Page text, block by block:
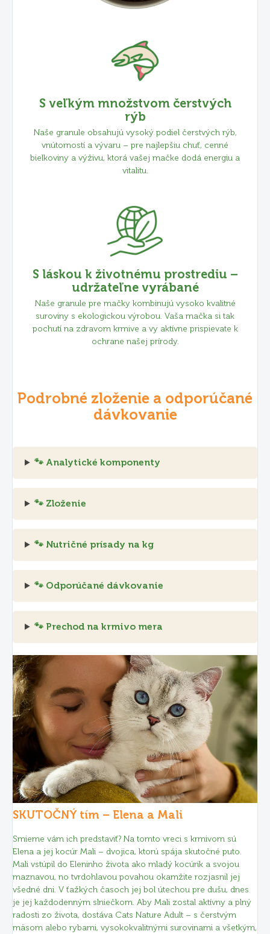
S veľkým množstvom čerstvých
rýb
Naše granule obsahujú vysoký podiel čerstvých rýb,
vnútorností a vývaru – pre najlepšiu chuť, cenné
bielkoviny a výživu, ktorá vašej mačke dodá energiu a
vitalitu.
S láskou k životnému prostrediu –
udržateľne vyrábané
Naše granule pre mačky kombinujú vysoko kvalitné
suroviny s ekologickou výrobou. Vaša mačka si tak
pochutí na zdravom krmive a vy aktívne prispievate k
ochrane našej prírody.
Podrobné zloženie a odporúčané
dávkovanie
🐾 Analytické komponenty
🐾 Zloženie
🐾 Nutričné prísady na kg
🐾 Odporúčané dávkovanie
🐾 Prechod na krmivo mera
SKUTOČNÝ tím – Elena a Mali
Smieme vám ich predstaviť? Na tomto vreci s krmivom sú
Elena a jej kocúr Mali – dvojica, ktorú spája skutočné puto.
Mali vstúpil do Eleninho života ako mladý kocúrik a svojou
maznavou, no tvrdohlavou povahou okamžite rozjasnil jej
všedné dni. V ťažkých časoch jej bol útechou pre dušu, dnes
je jej každodenným slniečkom. Aby Mali zostal aktívny a plný
radosti zo života, dostáva Cats Nature Adult – s čerstvým
mäsom alebo rybami, vysokokvalitnými surovinami a všetkým,